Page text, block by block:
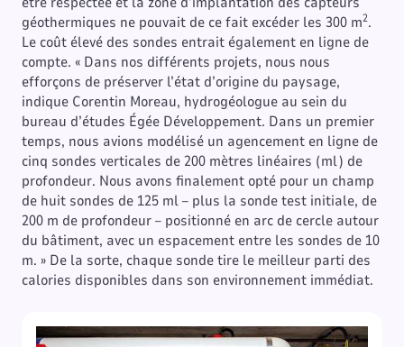
géothermiques ne pouvait de ce fait excéder les 300 m2.
Le coût élevé des sondes entrait également en ligne de
compte. « Dans nos différents projets, nous nous
efforçons de préserver l’état d’origine du paysage,
indique Corentin Moreau, hydrogéologue au sein du
bureau d’études Égée Développement. Dans un premier
temps, nous avions modélisé un agencement en ligne de
cinq sondes verticales de 200 mètres linéaires (ml) de
profondeur. Nous avons finalement opté pour un champ
de huit sondes de 125 ml – plus la sonde test initiale, de
200 m de profondeur – positionné en arc de cercle autour
du bâtiment, avec un espacement entre les sondes de 10
m. » De la sorte, chaque sonde tire le meilleur parti des
calories disponibles dans son environnement immédiat.